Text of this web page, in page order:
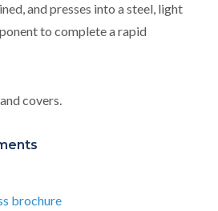
and presses into a steel, light
to complete a rapid
covers.
brochure